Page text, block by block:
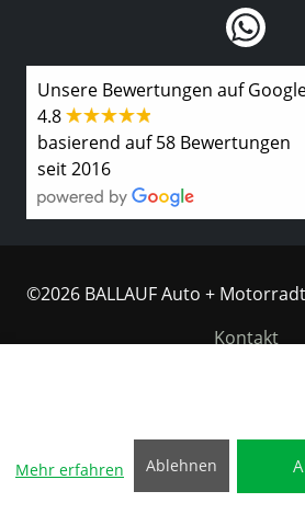
Unsere Bewertungen auf
4.8
basierend auf 58 Bewertungen
seit 2016
©2026 BALLAUF Auto +
Kontakt
Cookie-
Mehr erfahren Ablehnen